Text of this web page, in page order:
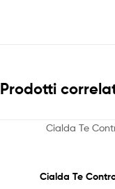
Prodotti
Cialda Te